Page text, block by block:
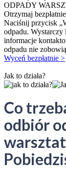
ODPADY
Otrzymaj
Naciśnij przycisk
odpadu.
informacje
odpadu nie
Wyceń bezpłatnie >
Jak to działa?
Co
odbiór